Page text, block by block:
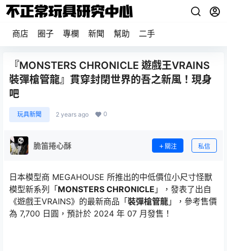
商店 圈子 專欄 新聞 幫助 二手
『MONSTERS CHRONICLE 遊戲王VRAINS
裝彈槍管龍』貫穿封閉世界的吾之新風！現身
吧
玩具新聞 2 years ago 0
脆笛捲心酥 關注 私信
日本模型商 MEGAHOUSE 所推出的中低價位小尺寸怪獸
模型新系列「MONSTERS CHRONICLE 」，發表了出自
《遊戲王VRAINS》的最新商品「裝彈槍管龍 」，參考售價
為 7,700 日圓，預計於 2024 年 07 月發售！